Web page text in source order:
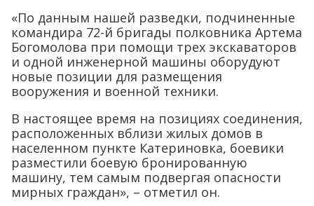
«По данным нашей разведки, подчиненные
командира 72-й бригады полковника Артема
Богомолова при помощи трех экскаваторов
и одной инженерной машины оборудуют
новые позиции для размещения
вооружения и военной техники.
В настоящее время на позициях соединения,
расположенных вблизи жилых домов в
населенном пункте Катериновка, боевики
разместили боевую бронированную
машину, тем самым подвергая опасности
мирных граждан», – отметил он.